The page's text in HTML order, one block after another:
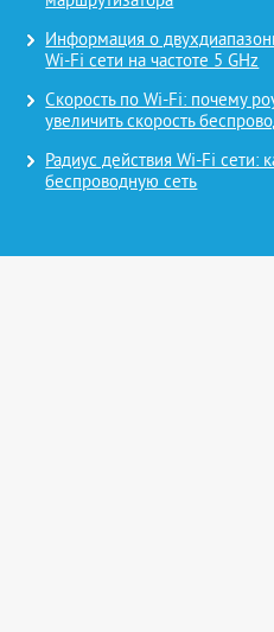
Информация о
Wi-Fi сети на частоте 5 GHz
Скорость по Wi-Fi: почему
увеличить скорость
Радиус действия Wi-Fi сети:
беспроводную сеть